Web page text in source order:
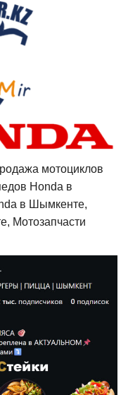
мотоциклов
Honda в
в Шымкенте,
Мотозапчасти